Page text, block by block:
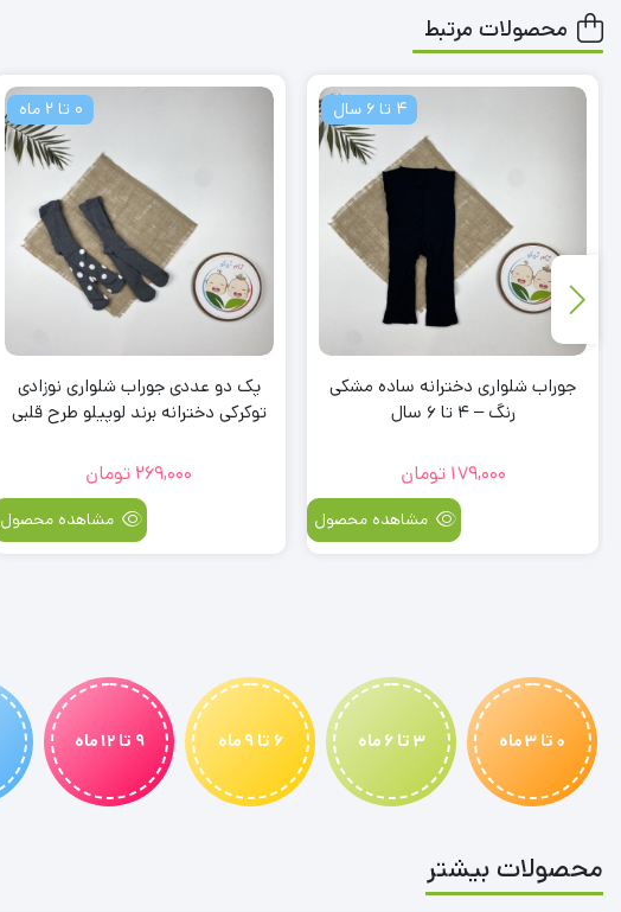
محصولات مرتبط
4 تا 6 سال
جوراب شلواری دخترانه ساده مشکی
رنگ – 4 تا 6 سال
179,000 تومان
مشاهده محصول
0 تا 2 ماه
پک دو عددی جوراب شلواری نوزادی
توکرکی دخترانه برند لوپیلو طرح قلبی
269,000 تومان
مشاهده محصول
0 تا 3 ماه 3 تا 6 ماه 6 تا 9 ماه 9 تا 12 ماه
محصولات بیشتر